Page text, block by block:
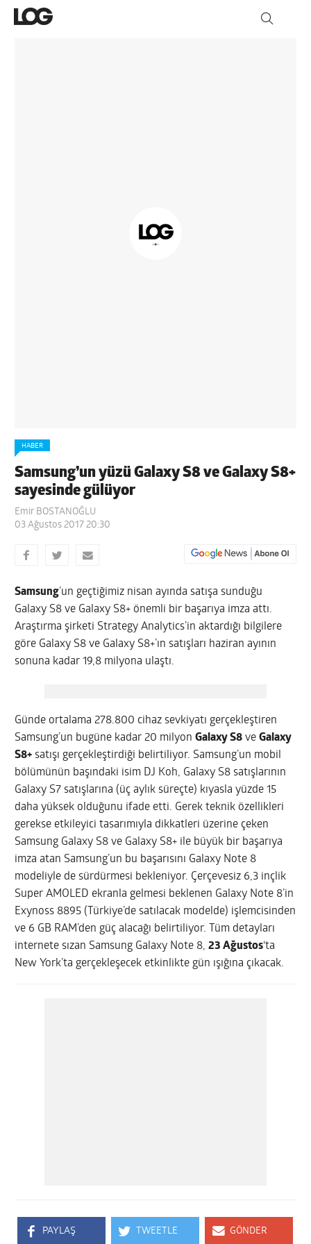
HABER
Samsung’un yüzü Galaxy S8 ve Galaxy S8+
sayesinde gülüyor
Emir BOSTANOĞLU
03 Ağustos 2017 20:30
Samsung’un geçtiğimiz nisan ayında satışa sunduğu
Galaxy S8 ve Galaxy S8+ önemli bir başarıya imza attı.
Araştırma şirketi Strategy Analytics’in aktardığı bilgilere
göre Galaxy S8 ve Galaxy S8+’ın satışları haziran ayının
sonuna kadar 19,8 milyona ulaştı.
Günde ortalama 278.800 cihaz sevkiyatı gerçekleştiren
Samsung’un bugüne kadar 20 milyonGalaxy S8 veGalaxy
S8+ satışı gerçekleştirdiği belirtiliyor. Samsung’un mobil
bölümünün başındaki isim DJ Koh, Galaxy S8 satışlarının
Galaxy S7 satışlarına (üç aylık süreçte) kıyasla yüzde 15
daha yüksek olduğunu ifade etti. Gerek teknik özellikleri
gerekse etkileyici tasarımıyla dikkatleri üzerine çeken
Samsung Galaxy S8 ve Galaxy S8+ ile büyük bir başarıya
imza atan Samsung’un bu başarısını Galaxy Note 8
modeliyle de sürdürmesi bekleniyor. Çerçevesiz 6,3 inçlik
Super AMOLED ekranla gelmesi beklenen Galaxy Note 8’in
Exynoss 8895 (Türkiye’de satılacak modelde) işlemcisinden
ve 6 GB RAM’den güç alacağı belirtiliyor. Tüm detayları
internete sızan Samsung Galaxy Note 8,23 Ağustos‘ta
New York’ta gerçekleşecek etkinlikte gün ışığına çıkacak.
PAYLAŞ TWEETLE GÖNDER